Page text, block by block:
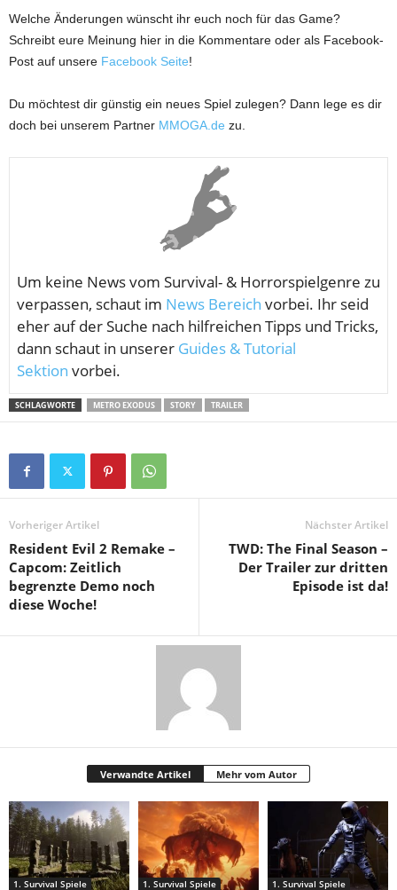
Welche Änderungen wünscht ihr euch noch für das Game?
Schreibt eure Meinung hier in die Kommentare oder als Facebook-
Post auf unsere Facebook Seite!
Du möchtest dir günstig ein neues Spiel zulegen? Dann lege es dir
doch bei unserem Partner MMOGA.de zu.
Um keine News vom Survival- & Horrorspielgenre zu
verpassen, schaut im News Bereich vorbei. Ihr seid
eher auf der Suche nach hilfreichen Tipps und Tricks,
dann schaut in unserer Guides & Tutorial
Sektion vorbei.
SCHLAGWORTE METRO EXODUS STORY TRAILER
Vorheriger Artikel
Resident Evil 2 Remake –
Capcom: Zeitlich
begrenzte Demo noch
diese Woche!
Nächster Artikel
TWD: The Final Season –
Der Trailer zur dritten
Episode ist da!
Verwandte Artikel Mehr vom Autor
1. Survival Spiele 1. Survival Spiele 1. Survival Spiele